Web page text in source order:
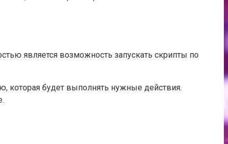
является возможность запускать скрипты по
которая будет выполнять нужные действия.